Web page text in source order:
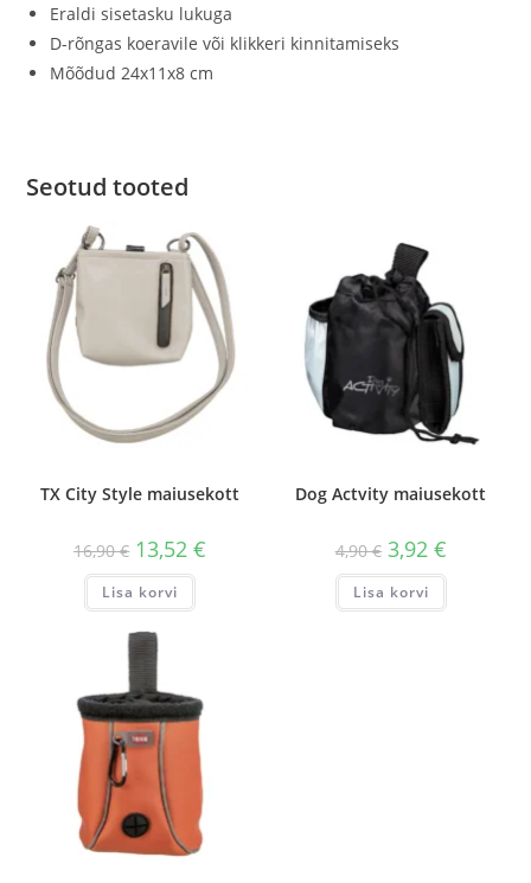
Eraldi sisetasku lukuga
D-rõngas koeravile või klikkeri kinnitamiseks
Mõõdud 24x11x8 cm
Seotud tooted
TX City Style maiusekott
16,90€ 13,52€
Lisa korvi
Dog Actvity maiusekott
4,90€ 3,92 €
Lisa korvi